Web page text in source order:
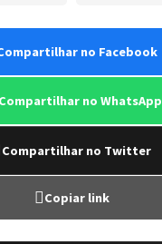
no Facebook
Compartilhar no WhatsApp
Compartilhar no Twitter
Copiar link